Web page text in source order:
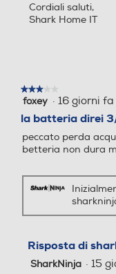
Cordiali saluti,
Shark Home IT
★★★★★
★★★★★
3
5
stelle.
foxey · 16 giorni fa
la batteria direi
peccato perda
betteria non dura
Risposta di
SharkNinja · 15